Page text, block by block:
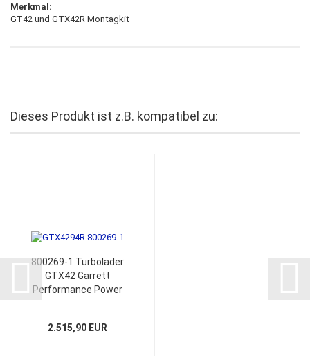
Merkmal:
GT42 und GTX42R Montagkit
Dieses Produkt ist z.B. kompatibel zu:
800269-1 Turbolader
GTX42 Garrett
Performance Power
2.515,90 EUR